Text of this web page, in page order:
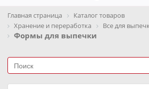
Главная страница
Каталог товаров
Хранение и переработка
Все для
Формы для выпечки